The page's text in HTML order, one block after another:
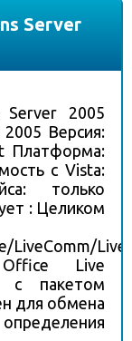
Server
Server 2005
Версия:
Платформа:
с Vista:
только
: Целиком
Live
с пакетом
для обмена